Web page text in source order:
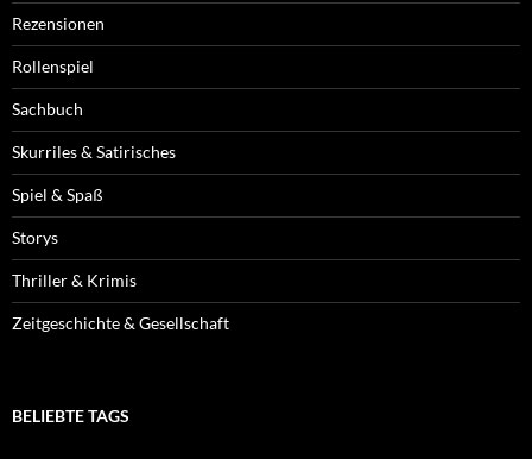
Rezensionen
Rollenspiel
Sachbuch
Skurriles & Satirisches
Spiel & Spaß
Storys
Thriller & Krimis
Zeitgeschichte & Gesellschaft
BELIEBTE TAGS